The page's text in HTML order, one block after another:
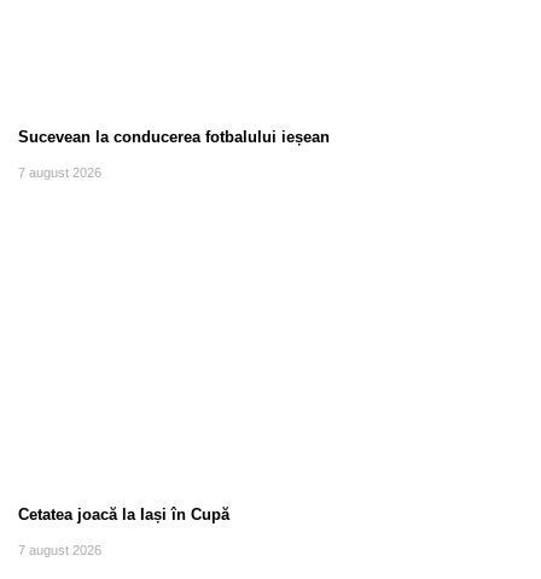
Sucevean la conducerea fotbalului ieșean
7 august 2026
Cetatea joacă la Iași în Cupă
7 august 2026